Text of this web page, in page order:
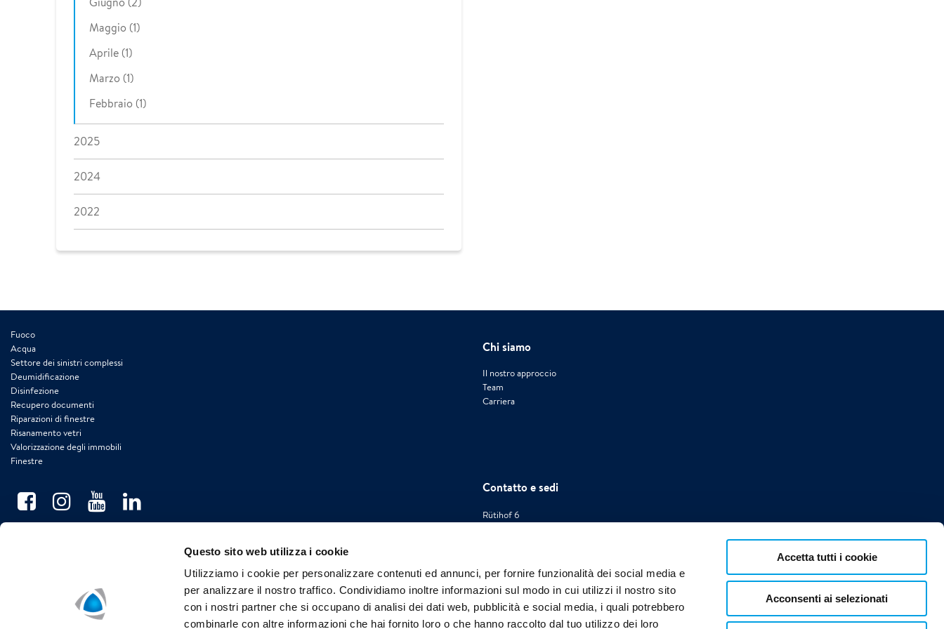
Questo sito web utilizza i cookie
Utilizziamo i cookie per personalizzare contenuti ed annunci, per fornire funzionalità dei social media e
per analizzare il nostro traffico. Condividiamo inoltre informazioni sul modo in cui utilizzi il nostro sito
con i nostri partner che si occupano di analisi dei dati web, pubblicità e social media, i quali potrebbero
combinarle con altre informazioni che hai fornito loro o che hanno raccolto dal tuo utilizzo dei loro
Accetta tutti i cookie
Acconsenti ai selezionati
Maggio (1)
Aprile (1)
Marzo (1)
Febbraio (1)
2025
2024
2022
Fuoco
Acqua
Settore dei sinistri complessi
Deumidificazione
Disinfezione
Recupero documenti
Riparazioni di finestre
Risanamento vetri
Valorizzazione degli immobili
Finestre
Chi siamo
Il nostro approccio
Team
Carriera
Contatto e sedi
Rütihof 6
Hotline di emergenza 24 ore su 24: 0848 24 00 00